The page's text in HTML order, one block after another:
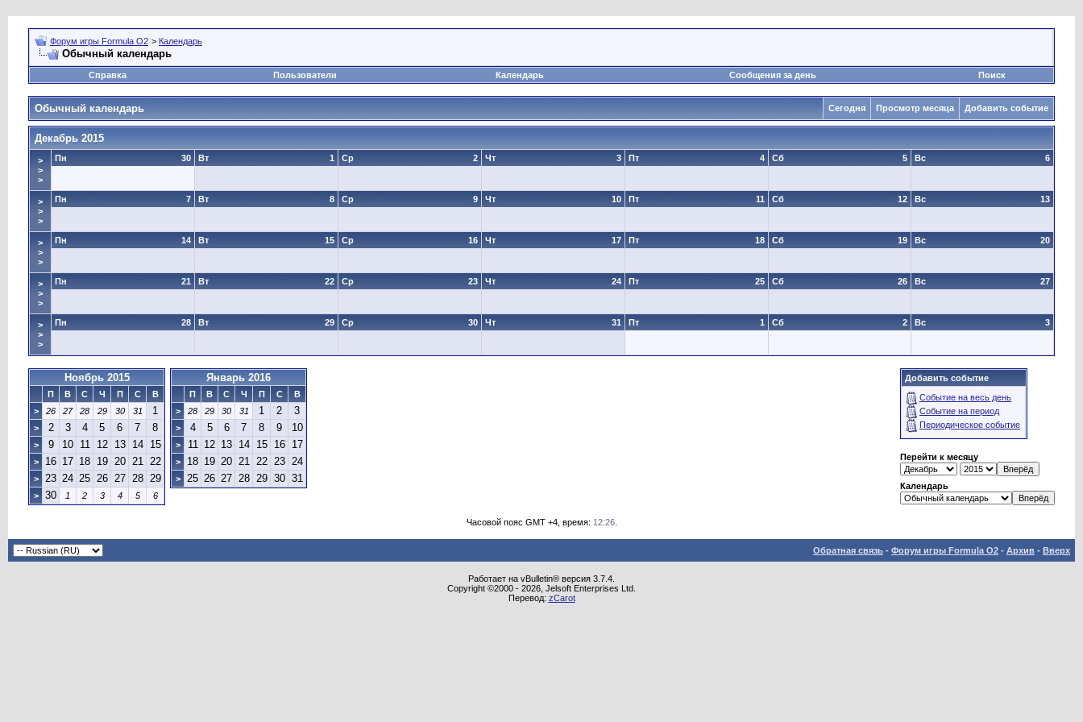
Форум игры Formula O2 > Календарь
Обычный календарь
Справка Пользователи Календарь Сообщения за день Поиск
Обычный календарь Сегодня Просмотр месяца Добавить событие
Декабрь 2015
>
>
>
30
Пн 1
Вт 2
Ср 3
Чт 4
Пт 5
Сб 6
Вс
>
>
>
7
Пн 8
Вт 9
Ср 10
Чт 11
Пт 12
Сб 13
Вс
>
>
>
14
Пн 15
Вт 16
Ср 17
Чт 18
Пт 19
Сб 20
Вс
>
>
>
21
Пн 22
Вт 23
Ср 24
Чт 25
Пт 26
Сб 27
Вс
>
>
>
28
Пн 29
Вт 30
Ср 31
Чт 1
Пт 2
Сб 3
Вс
Ноябрь 2015
П В С Ч П С
В
>
26 27 28 29 30 31 1
> 2 3 4 5 6 7 8
> 9 10 11 12 13 14 15
> 16 17 18 19 20 21 22
> 23 24 25 26 27 28 29
> 30 1 2 3 4 5 6
Январь 2016
П В С Ч П С
В
>
28 29 30 31 1 2 3
> 4 5 6 7 8 9 10
> 11 12 13 14 15 16 17
> 18 19 20 21 22 23 24
> 25 26 27 28 29 30 31
Добавить событие
Событие на весь день
Событие на период
Периодическое событие
Перейти к месяцу
Календарь
Часовой пояс GMT +4, время: 12:26.
Обратная связь - Форум игры Formula O2 - Архив - Вверх
Работает на vBulletin® версия 3.7.4.
Copyright ©2000 - 2026, Jelsoft Enterprises Ltd.
Перевод: zCarot